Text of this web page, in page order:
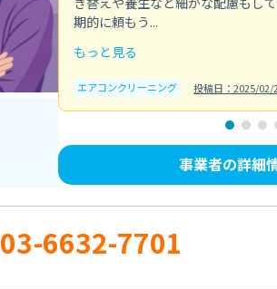
期的に頼もう...
もっと見る
エアコンクリーニング 投稿日：2025/02/
事業者の詳細
03-6632-7701